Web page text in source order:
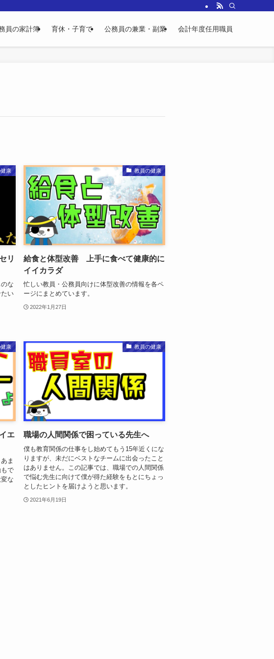
員の家計簿 育休・子育て 公務員の兼業・副業 会計年度任用職員
康
リ
な
い
教員の健康
給食と体型改善 上手に食べて健康的に
イイカラダ
忙しい教員・公務員向けに体型改善の情報を各ペ
ージにまとめています。
2022年1月27日
康
エ
ま
で
な
教員の健康
職場の人間関係で困っている先生へ
僕も教育関係の仕事をし始めてもう15年近くにな
りますが、未だにベストなチームに出会ったこと
はありません。この記事では、職場での人間関係
で悩む先生に向けて僕が得た経験をもとにちょっ
としたヒントを届けようと思います。
2021年6月19日